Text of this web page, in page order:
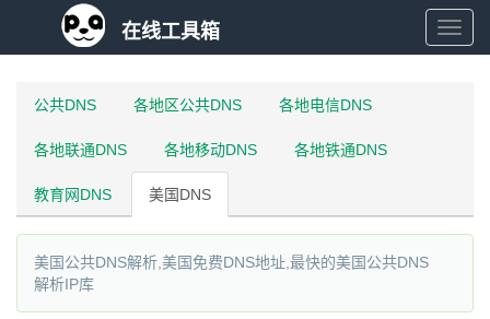
在
在线工具箱
公共DNS 各地区公共DNS 各地电信DNS
各地联通DNS 各地移动DNS 各地铁通DNS
教育网DNS 美国DNS
美国公共DNS解析,美国免费DNS地址,最快的美国公共DNS
解析IP库